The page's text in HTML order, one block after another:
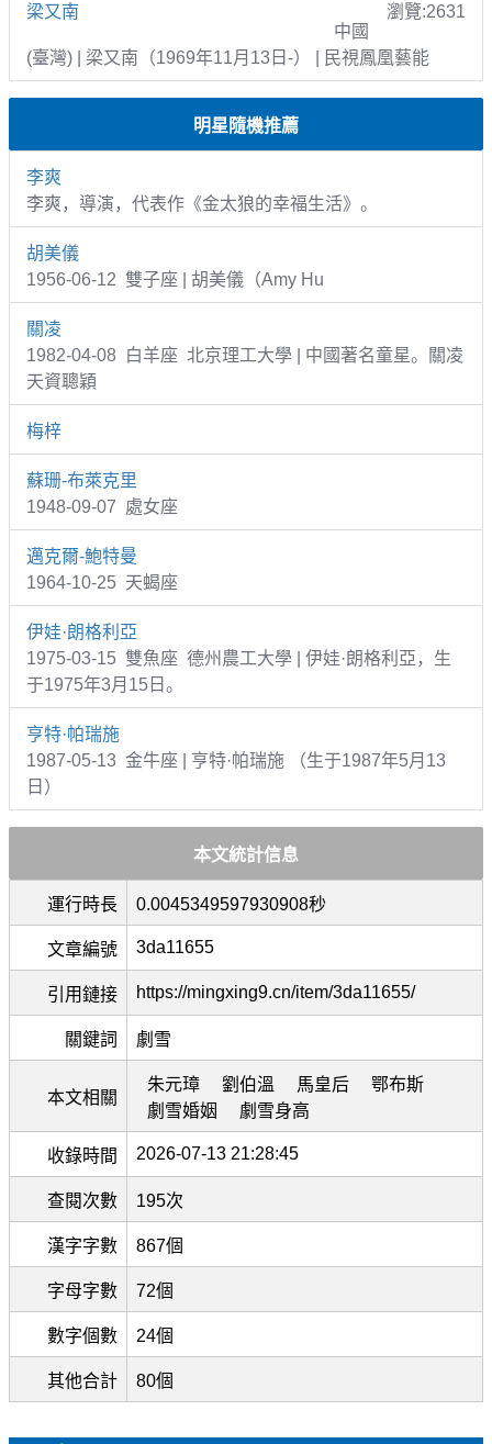
梁又南
瀏覽:2631
中國
(臺灣) | 梁又南（1969年11月13日-） | 民視鳳凰藝能
明星隨機推薦
李爽
李爽，導演，代表作《金太狼的幸福生活》。
胡美儀
1956-06-12 雙子座 | 胡美儀（Amy Hu
關凌
1982-04-08 白羊座 北京理工大學 | 中國著名童星。關凌
天資聰穎
梅梓
蘇珊-布萊克里
1948-09-07 處女座
邁克爾-鮑特曼
1964-10-25 天蝎座
伊娃·朗格利亞
1975-03-15 雙魚座 德州農工大學 | 伊娃·朗格利亞，生
于1975年3月15日。
亨特·帕瑞施
1987-05-13 金牛座 | 亨特·帕瑞施 （生于1987年5月13
日）
本文統計信息
運行時長 0.0045349597930908秒
文章編號 3da11655
引用鏈接 https://mingxing9.cn/item/3da11655/
關鍵詞 劇雪
本文相關
朱元璋 劉伯溫 馬皇后
鄂布斯
劇雪婚姻
劇雪身高
收錄時間 2026-07-13 21:28:45
查閱次數 195次
漢字字數 867個
字母字數 72個
數字個數 24個
其他合計 80個